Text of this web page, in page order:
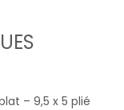
– 9,5 x 5 plié